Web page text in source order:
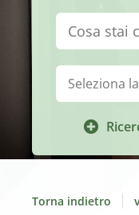
Cerca su
Biblioteca:
Torna indietro